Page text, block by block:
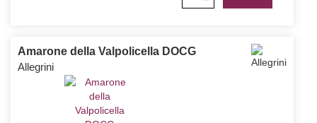
Amarone della Valpolicella DOCG
Allegrini